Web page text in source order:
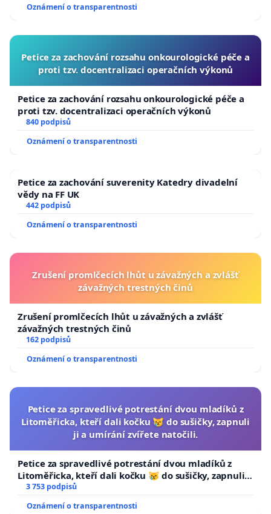
Oznámení o transparentnosti
Petice za zachování rozsahu onkourologické péče a
proti tzv. docentralizaci operačních výkonů
Petice za zachování rozsahu onkourologické péče a
proti tzv. docentralizaci operačních výkonů
840 podpisů
Oznámení o transparentnosti
Petice za zachování suverenity Katedry divadelní
vědy na FF UK
442 podpisů
Oznámení o transparentnosti
Zrušení promlčecích lhůt u závažných a zvlášť
závažných trestných činů
Zrušení promlčecích lhůt u závažných a zvlášť
závažných trestných činů
162 podpisů
Oznámení o transparentnosti
Petice za spravedlivé potrestání dvou mladíků z
Litoměřicka, kteří dali kočku 😿 do sušičky, zapnuli
ji a umírání zvířete natočili.
Petice za spravedlivé potrestání dvou mladíků z
Litoměřicka, kteří dali kočku 😿 do sušičky, zapnuli ji
a umírání zvířete natočili.
3 753 podpisů
Oznámení o transparentnosti